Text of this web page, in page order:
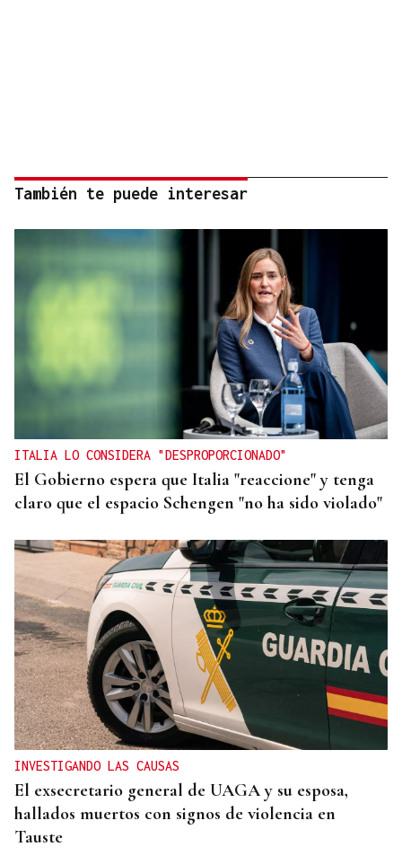
También te puede interesar
ITALIA LO CONSIDERA "DESPROPORCIONADO"
El Gobierno espera que Italia "reaccione" y tenga
claro que el espacio Schengen "no ha sido violado"
INVESTIGANDO LAS CAUSAS
El exsecretario general de UAGA y su esposa,
hallados muertos con signos de violencia en
Tauste